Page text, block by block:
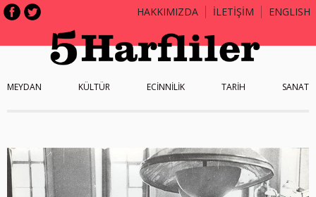
HAKKIMIZDA İLETİŞİM ENGLISH
MEYDAN KÜLTÜR ECİNNİLİK TARİH SANAT